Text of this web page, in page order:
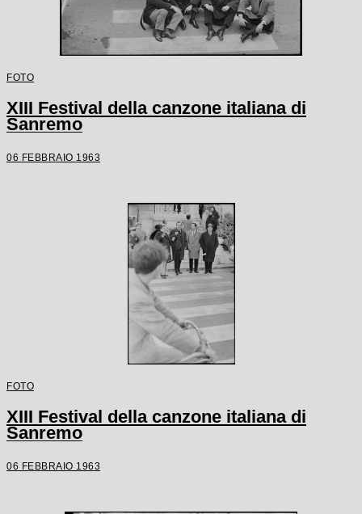
FOTO
XIII Festival della canzone italiana di
Sanremo
06 FEBBRAIO 1963
FOTO
XIII Festival della canzone italiana di
Sanremo
06 FEBBRAIO 1963